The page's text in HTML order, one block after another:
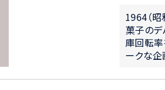
1964（昭
菓子のデ
庫回転率
ークな企